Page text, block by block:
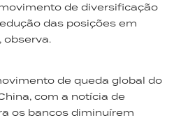
de diversificação
das posições em
observa.
de queda global do
com a notícia de
os bancos diminuírem